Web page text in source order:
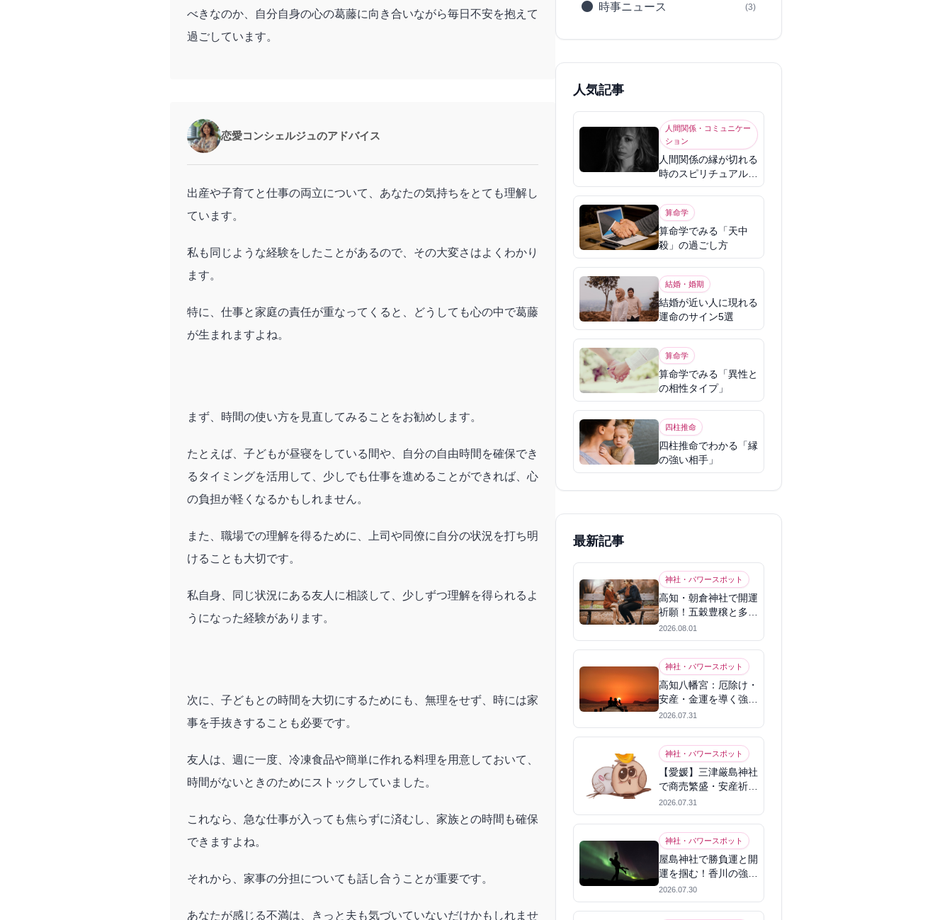
べきなのか、自分自身の心の葛藤に向き合いながら毎日不安を抱えて
過ごしています。
恋愛コンシェルジュのアドバイス
出産や子育てと仕事の両立について、あなたの気持ちをとても理解し
ています。
私も同じような経験をしたことがあるので、その大変さはよくわかり
ます。
特に、仕事と家庭の責任が重なってくると、どうしても心の中で葛藤
が生まれますよね。
まず、時間の使い方を見直してみることをお勧めします。
たとえば、子どもが昼寝をしている間や、自分の自由時間を確保でき
るタイミングを活用して、少しでも仕事を進めることができれば、心
の負担が軽くなるかもしれません。
また、職場での理解を得るために、上司や同僚に自分の状況を打ち明
けることも大切です。
私自身、同じ状況にある友人に相談して、少しずつ理解を得られるよ
うになった経験があります。
次に、子どもとの時間を大切にするためにも、無理をせず、時には家
事を手抜きすることも必要です。
友人は、週に一度、冷凍食品や簡単に作れる料理を用意しておいて、
時間がないときのためにストックしていました。
これなら、急な仕事が入っても焦らずに済むし、家族との時間も確保
できますよね。
それから、家事の分担についても話し合うことが重要です。
あなたが感じる不満は、きっと夫も気づいていないだけかもしれませ
時事ニュース (3)
人気記事
人間関係・コミュニケー
ション
人間関係の縁が切れる
時のスピリチュアル意
味
算命学
算命学でみる「天中
殺」の過ごし方
結婚・婚期
結婚が近い人に現れる
運命のサイン5選
算命学
算命学でみる「異性と
の相性タイプ」
四柱推命
四柱推命でわかる「縁
の強い相手」
最新記事
神社・パワースポット
高知・朝倉神社で開運
祈願！五穀豊穣と多幸
を呼ぶパワースポット
2026.08.01
神社・パワースポット
高知八幡宮：厄除け・
安産・金運を導く強力
パワースポット
2026.07.31
神社・パワースポット
【愛媛】三津厳島神社
で商売繁盛・安産祈
願！宗像三女神のパワ
ーを授かる
2026.07.31
神社・パワースポット
屋島神社で勝負運と開
運を掴む！香川の強力
パワースポット
2026.07.30